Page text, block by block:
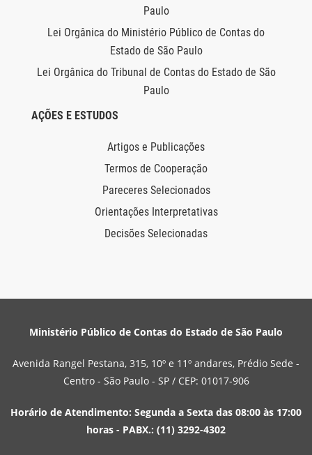
Paulo
Lei Orgânica do Ministério Público de Contas do
Estado de São Paulo
Lei Orgânica do Tribunal de Contas do Estado de São
Paulo
AÇÕES E ESTUDOS
Artigos e Publicações
Termos de Cooperação
Pareceres Selecionados
Orientações Interpretativas
Decisões Selecionadas
Ministério Público de Contas do Estado de São Paulo
Avenida Rangel Pestana, 315, 10º e 11º andares, Prédio Sede -
Centro - São Paulo - SP / CEP: 01017-906
Horário de Atendimento: Segunda a Sexta das 08:00 às 17:00
horas - PABX.: (11) 3292-4302